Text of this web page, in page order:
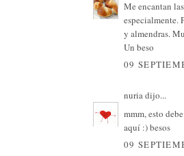
Me encantan
especialmente.
y almendras.
Un beso
09
nuriadijo...
mmm, esto
aquí :) besos
09